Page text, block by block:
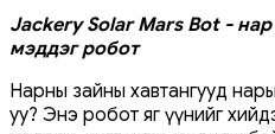
Jackery Solar Mars Bot - нар
мэддэг робот
Нарны зайны хавтангууд
уу? Энэ робот яг үүнийг